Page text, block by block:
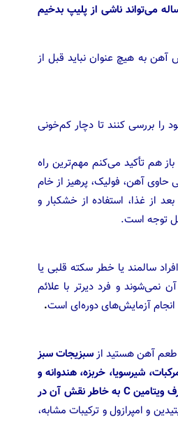
آهن در یک خانم ۵۰ ساله می‌تواند ناشی از پلیپ بدخیم
به هیچ عنوان نباید قبل از
را بررسی کنند تا دچار کم‌خونی
هم تأکید می‌کنم مهم‌ترین راه
آهن‌، فولیک، پرهیز از خام
از غذا، استفاده از خشکبار و
توجه است.
سالمند یا خطر سکته قلبی یا
و فرد دیرتر با علائم
آزمایش‌های دوره‌ای است.
طعم آهن هستید ازسبزیجات سبز
شیرسویا، خربزه، هندوانه و
انواع توت‌ها بیشتر مصرف کنید تا آهن، اسید فولیک، ویتامین‌های B12 و C بدن را تأمین کنید. مصرف ویتامین C به خاطر نقش آن در
و امپرازول و ترکیبات مشابه،